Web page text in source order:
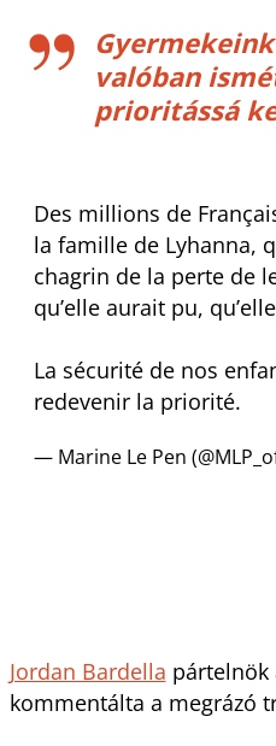
valóban
prioritássá
Des millions de
la famille de Lyhanna,
chagrin de la perte de
qu’elle aurait pu,
La sécurité de nos
redevenir la priorité.
— Marine Le Pen
Jordan Bardella pártelnök
kommentálta a megrázó